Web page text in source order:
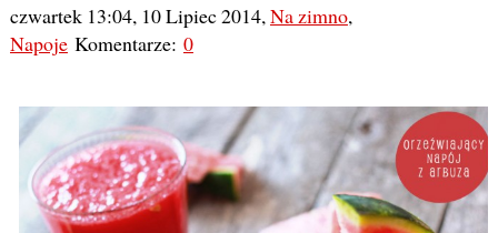
czwartek 13:04, 10 Lipiec 2014, Na zimno,
NapojeKomentarze: 0